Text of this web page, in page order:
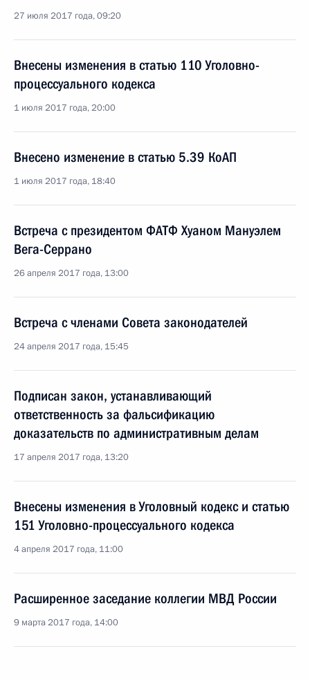
27 июля 2017 года, 09:20
Внесены изменения в статью 110 Уголовно-
процессуального кодекса
1 июля 2017 года, 20:00
Внесено изменение в статью 5.39 КоАП
1 июля 2017 года, 18:40
Встреча с президентом ФАТФ Хуаном Мануэлем
Вега-Серрано
26 апреля 2017 года, 13:00
Встреча с членами Совета законодателей
24 апреля 2017 года, 15:45
Подписан закон, устанавливающий
ответственность за фальсификацию
доказательств по административным делам
17 апреля 2017 года, 13:20
Внесены изменения в Уголовный кодекс и статью
151 Уголовно-процессуального кодекса
4 апреля 2017 года, 11:00
Расширенное заседание коллегии МВД России
9 марта 2017 года, 14:00